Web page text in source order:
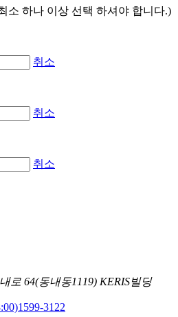
소 하나 이상 선택 하셔야 합니다.)
취소
취소
취소
로 64(동내동1119) KERIS빌딩
1599-3122